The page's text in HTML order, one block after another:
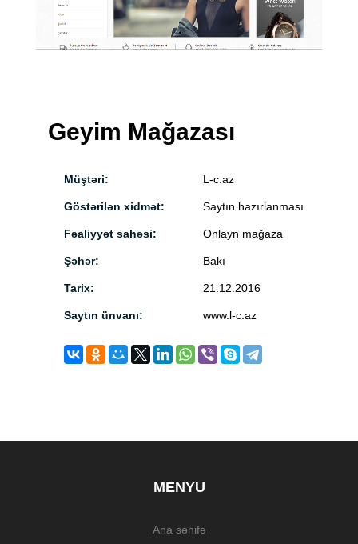
Geyim Mağazası
Müştəri: L-c.az
Göstərilən xidmət: Saytın hazırlanması
Fəaliyyət sahəsi: Onlayn mağaza
Şəhər: Bakı
Tarix: 21.12.2016
Saytın ünvanı: www.l-c.az
MENYU
Ana səhifə